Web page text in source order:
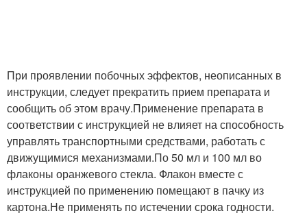
При проявлении побочных эффектов, неописанных в
инструкции, следует прекратить прием препарата и
сообщить об этом врачу.Применение препарата в
соответствии с инструкцией не влияет на способность
управлять транспортными средствами, работать с
движущимися механизмами.По 50 мл и 100 мл во
флаконы оранжевого стекла. Флакон вместе с
инструкцией по применению помещают в пачку из
картона.Не применять по истечении срока годности.